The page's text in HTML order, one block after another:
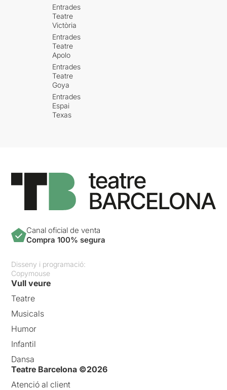
Entrades
Teatre
Victòria
Entrades
Teatre
Apolo
Entrades
Teatre
Goya
Entrades
Espai
Texas
Canal oficial de venta
Compra 100% segura
Disseny i programació:
Copymouse
Vull veure
Teatre
Musicals
Humor
Infantil
Dansa
Teatre Barcelona ©2026
Atenció al client